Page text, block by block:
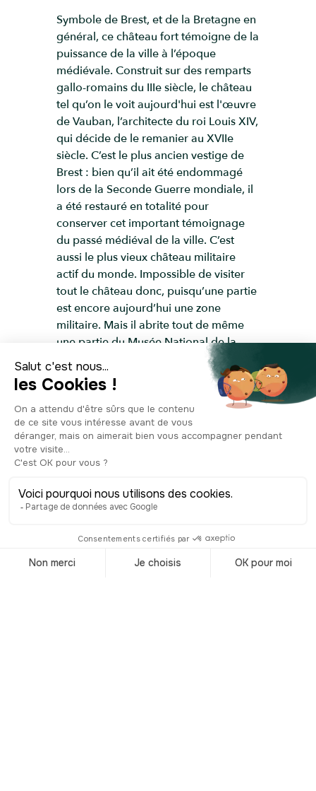
Symbole de Brest, et de la Bretagne en
général, ce château fort témoigne de la
puissance de la ville à l’époque
médiévale. Construit sur des remparts
gallo-romains du IIIe siècle, le château
tel qu’on le voit aujourd'hui est l'œuvre
de Vauban, l’architecte du roi Louis XIV,
qui décide de le remanier au XVIIe
siècle. C’est le plus ancien vestige de
Brest : bien qu’il ait été endommagé
lors de la Seconde Guerre mondiale, il
a été restauré en totalité pour
conserver cet important témoignage
du passé médiéval de la ville. C’est
aussi le plus vieux château militaire
actif du monde. Impossible de visiter
tout le château donc, puisqu’une partie
est encore aujourd’hui une zone
militaire. Mais il abrite tout de même
une partie du Musée National de la
Marine, qui dévoile une collection de
maquettes de navires, des peintures et
des sculptures qui retracent l’histoire
de l’arsenal et de la vie militaire
brestoise de l’époque. Pour les plus
curieux, une visite s’impose donc dans
l’un des plus puissants châteaux du